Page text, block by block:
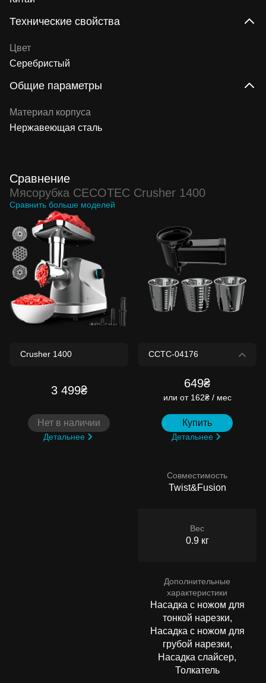
Технические свойства
Цвет
Серебристый
Общие параметры
Материал корпуса
Нержавеющая сталь
Сравнение
Мясорубка CECOTEC Crusher 1400
Сравнить больше моделей
3 499₴
Нет в наличии
Детальнее
649₴
или от 162₴ / мес
Купить
Детальнее
Совместимость
Twist&Fusion
Вес
0.9 кг
Дополнительные
характеристики
Насадка с ножом для
тонкой нарезки,
Насадка с ножом для
грубой нарезки,
Насадка слайсер,
Толкатель